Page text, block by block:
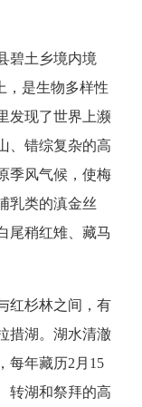
碧土乡境内境
，是生物多样性
发现了世界上濒
、错综复杂的高
季风气候，使梅
乳类的滇金丝
尾稍红雉、藏马
红杉林之间，有
措湖。湖水清澈
每年藏历2月15
转湖和祭拜的高